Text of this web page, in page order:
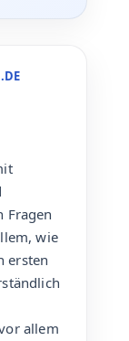
Fragen
wie
ersten
allem